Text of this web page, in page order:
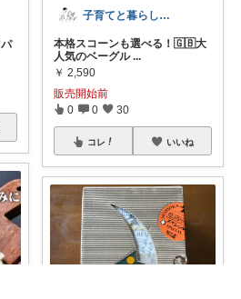
子育てと暮らし🇫🇮☕️
本格スコーンも選べる！🇬🇧大
人気のベーグル ...
￥ 2,590
販売開始前
0 0 30
コレ いいね